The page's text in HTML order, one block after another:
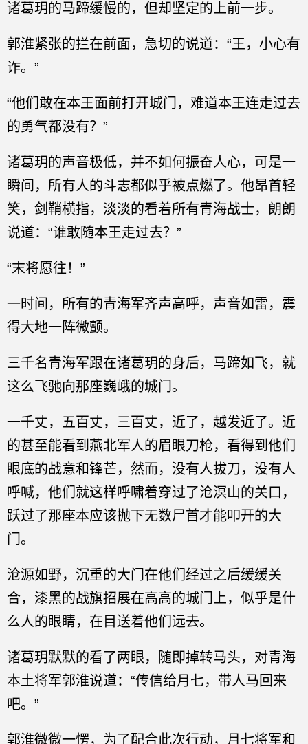
诸葛玥的马蹄缓慢的，但却坚定的上前一步。
郭淮紧张的拦在前面，急切的说道：“王，小心有
诈。”
“他们敢在本王面前打开城门，难道本王连走过去
的勇气都没有？”
诸葛玥的声音极低，并不如何振奋人心，可是一
瞬间，所有人的斗志都似乎被点燃了。他昂首轻
笑，剑鞘横指，淡淡的看着所有青海战士，朗朗
说道：“谁敢随本王走过去？”
“末将愿往！”
一时间，所有的青海军齐声高呼，声音如雷，震
得大地一阵微颤。
三千名青海军跟在诸葛玥的身后，马蹄如飞，就
这么飞驰向那座巍峨的城门。
一千丈，五百丈，三百丈，近了，越发近了。近
的甚至能看到燕北军人的眉眼刀枪，看得到他们
眼底的战意和锋芒，然而，没有人拔刀，没有人
呼喊，他们就这样呼啸着穿过了沧溟山的关口，
跃过了那座本应该抛下无数尸首才能叩开的大
门。
沧源如野，沉重的大门在他们经过之后缓缓关
合，漆黑的战旗招展在高高的城门上，似乎是什
么人的眼睛，在目送着他们远去。
诸葛玥默默的看了两眼，随即掉转马头，对青海
本土将军郭淮说道：“传信给月七，带人马回来
吧。”
郭淮微微一愣，为了配合此次行动，月七将军和